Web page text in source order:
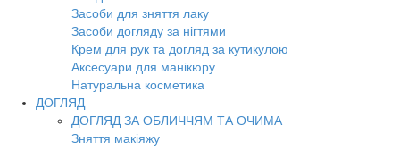
Засоби для зняття лаку
Засоби догляду за нігтями
Крем для рук та догляд за кутикулою
Аксесуари для манікюру
Натуральна косметика
ДОГЛЯД
ДОГЛЯД ЗА ОБЛИЧЧЯМ ТА ОЧИМА
Зняття макіяжу